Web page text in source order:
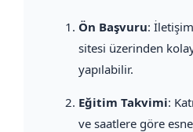
Ön Başvuru:
sitesi üzerinden
yapılabilir.
Eğitim Takvimi:
ve saatlere göre